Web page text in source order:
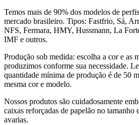
Temos mais de 90% dos modelos de
mercado brasileiro. Tipos: Fastfrio, Sá,
NFS, Fermara, HMY, Hussmann, La
IMF e outros.
Produção sob medida: escolha a cor e as
produzimos conforme sua necessidade.
quantidade mínima de produção é de 50
mesma cor e modelo.
Nossos produtos são cuidadosamente
caixas reforçadas de papelão no tamanho
avarias.